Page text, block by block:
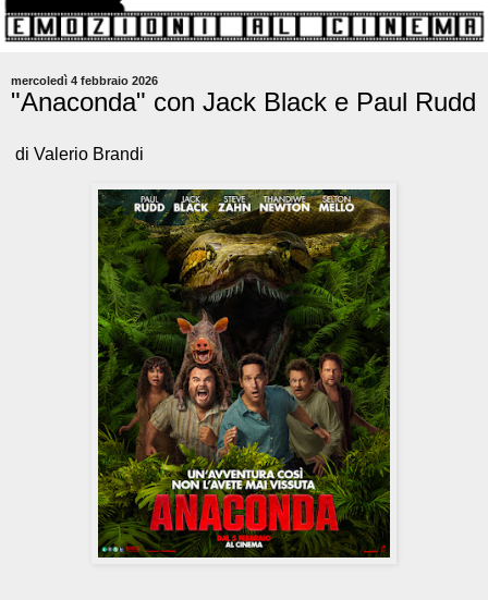
mercoledì 4 febbraio 2026
"Anaconda" con Jack Black e Paul Rudd
di Valerio Brandi